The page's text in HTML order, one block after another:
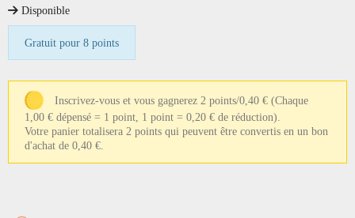
Disponible
Gratuit pour 8 points
Inscrivez-vous et vous gagnerez 2 points/0,40 € (Chaque
1,00 € dépensé = 1 point, 1 point = 0,20 € de réduction).
Votre panier totalisera 2 points qui peuvent être convertis en un bon
d'achat de 0,40 €.